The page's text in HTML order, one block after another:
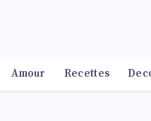
Amour Recettes